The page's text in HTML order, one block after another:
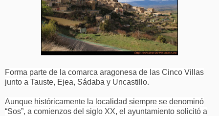
Forma parte de la comarca aragonesa de las Cinco Villas
junto a Tauste, Ejea, Sádaba y Uncastillo.
Aunque históricamente la localidad siempre se denominó
“Sos”, a comienzos del siglo XX, el ayuntamiento solicitó a